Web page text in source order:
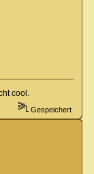
cool.
Gespeichert